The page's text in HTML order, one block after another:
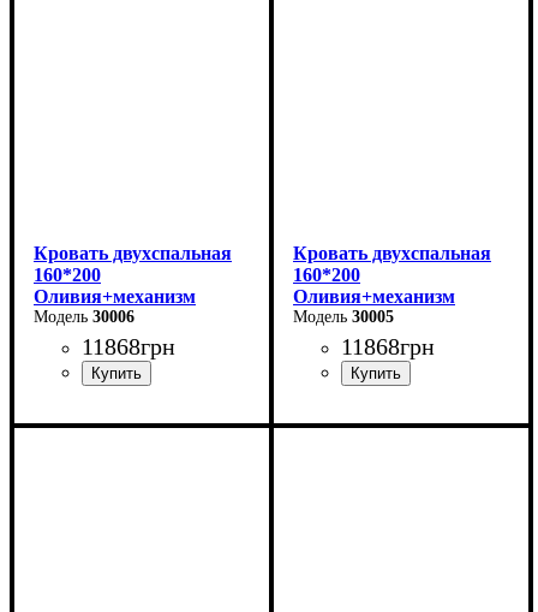
Кровать двухспальная
160*200
Оливия+механизм
(светло-серая)
30006
11868грн
Ширина: 170 см
Кровать двухспальная
160*200
Оливия+механизм
(бежевая)
30005
11868грн
Ширина: 170 см